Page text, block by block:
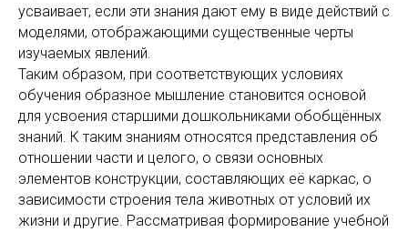
усваивает, если эти знания дают ему в виде действий с
моделями, отображающими существенные черты
изучаемых явлений.
Таким образом, при соответствующих условиях
обучения образное мышление становится основой
для усвоения старшими дошкольниками обобщённых
знаний. К таким знаниям относятся представления об
отношении части и целого, о связи основных
элементов конструкции, составляющих её каркас, о
зависимости строения тела животных от условий их
жизни и другие. Рассматривая формирование учебной